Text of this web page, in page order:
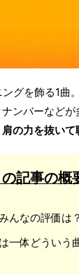
グを飾る1曲
ンバーなど
の力を抜いて
の記事の概
んなの評価は？
一体どういう